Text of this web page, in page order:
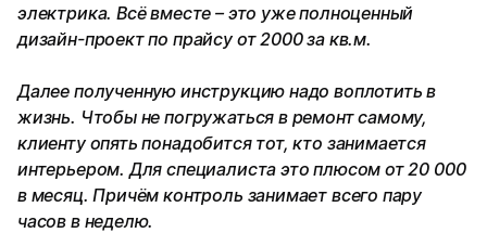
электрика. Всё вместе – это уже полноценный
дизайн-проект по прайсу от 2000 за кв.м.
Далее полученную инструкцию надо воплотить в
жизнь. Чтобы не погружаться в ремонт самому,
клиенту опять понадобится тот, кто занимается
интерьером. Для специалиста это плюсом от 20 000
в месяц. Причём контроль занимает всего пару
часов в неделю.